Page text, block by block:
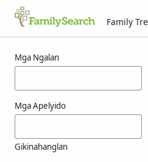
Family
Mga Ngalan
Mga Apelyido
Gikinahanglan